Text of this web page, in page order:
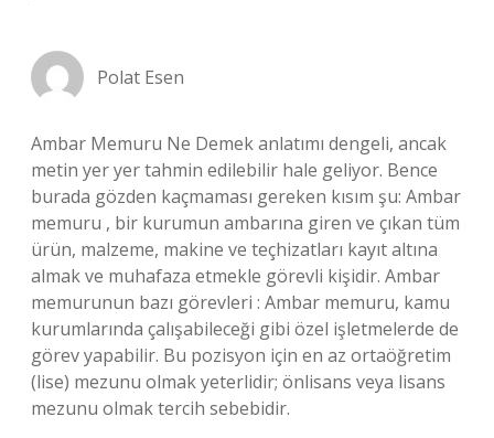
Polat Esen
Ambar Memuru Ne Demek anlatımı dengeli, ancak
metin yer yer tahmin edilebilir hale geliyor. Bence
burada gözden kaçmaması gereken kısım şu: Ambar
memuru , bir kurumun ambarına giren ve çıkan tüm
ürün, malzeme, makine ve teçhizatları kayıt altına
almak ve muhafaza etmekle görevli kişidir. Ambar
memurunun bazı görevleri : Ambar memuru, kamu
kurumlarında çalışabileceği gibi özel işletmelerde de
görev yapabilir. Bu pozisyon için en az ortaöğretim
(lise) mezunu olmak yeterlidir; önlisans veya lisans
mezunu olmak tercih sebebidir.